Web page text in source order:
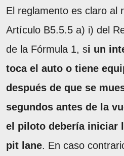
El reglamento es claro al
Artículo B5.5.5 a) i) del
de la Fórmula 1, si un
toca el auto o tiene
después de que se
segundos antes de la
el piloto debería iniciar
pit lane. En caso